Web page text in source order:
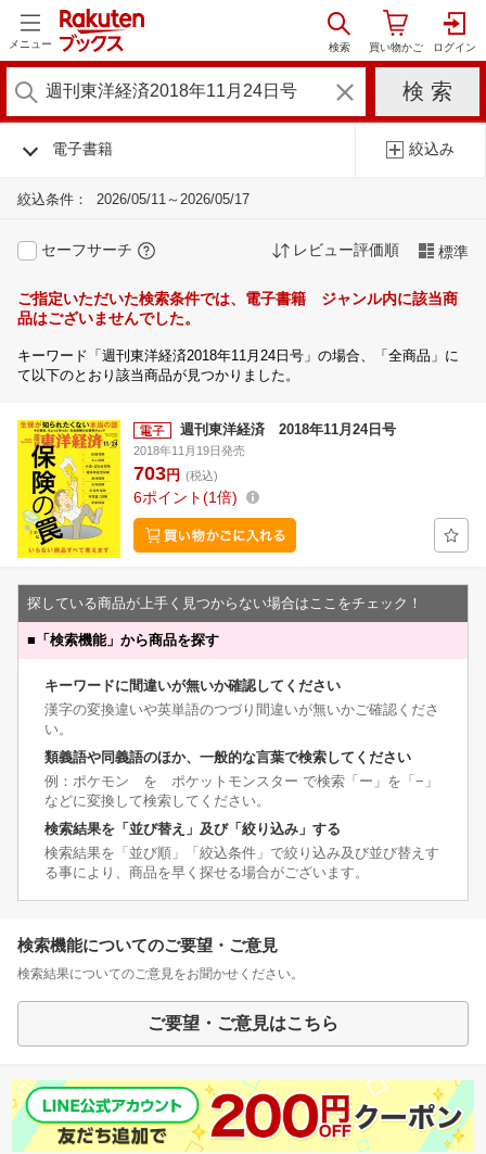
メニュー
電子書籍 絞込み
絞込条件： 2026/05/11～2026/05/17
セーフサーチ レビュー評価順 標準
ご指定いただいた検索条件では、電子書籍 ジャンル内に該当商
品はございませんでした。
キーワード「週刊東洋経済2018年11月24日号」の場合、「全商品」に
て以下のとおり該当商品が見つかりました。
週刊東洋経済 2018年11月24日号
2018年11月19日発売
703円 (税込)
6ポイント 1倍
探している商品が上手く見つからない場合はここをチェック！
■ 「検索機能」から商品を探す
キーワードに間違いが無いか確認してください
漢字の変換違いや英単語のつづり間違いが無いかご確認くださ
い。
類義語や同義語のほか、一般的な言葉で検索してください
例：ポケモン を ポケットモンスター で検索「ー」を「−」
などに変換して検索してください。
検索結果を「並び替え」及び「絞り込み」する
検索結果を「並び順」「絞込条件」で絞り込み及び並び替えす
る事により、商品を早く探せる場合がございます。
検索機能についてのご要望・ご意見
検索結果についてのご意見をお聞かせください。
ご要望・ご意見はこちら